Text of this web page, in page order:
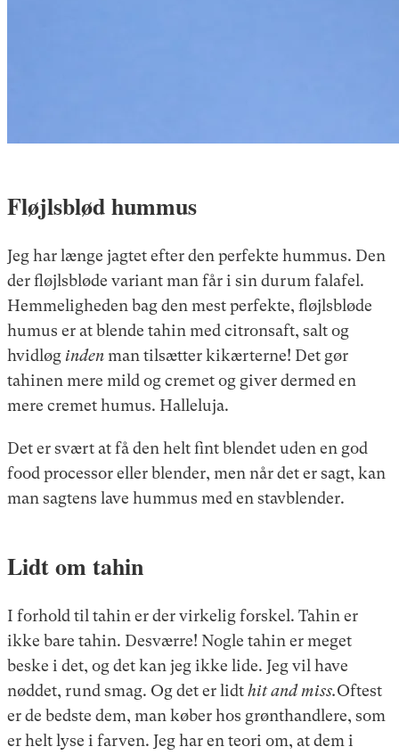
Fløjlsblød hummus
Jeg har længe jagtet efter den perfekte hummus. Den
der fløjlsbløde variant man får i sin durum falafel.
Hemmeligheden bag den mest perfekte, fløjlsbløde
humus er at blende tahin med citronsaft, salt og
hvidløgindenman tilsætter kikærterne! Det gør
tahinen mere mild og cremet og giver dermed en
mere cremet humus. Halleluja.
Det er svært at få den helt fint blendet uden en god
food processor eller blender, men når det er sagt, kan
man sagtens lave hummus med en stavblender.
Lidt om tahin
I forhold til tahin er der virkelig forskel. Tahin er
ikke bare tahin. Desværre! Nogle tahin er meget
beske i det, og det kan jeg ikke lide. Jeg vil have
nøddet, rund smag. Og det er lidthit and miss.Oftest
er de bedste dem, man køber hos grønthandlere, som
er helt lyse i farven. Jeg har en teori om, at dem i